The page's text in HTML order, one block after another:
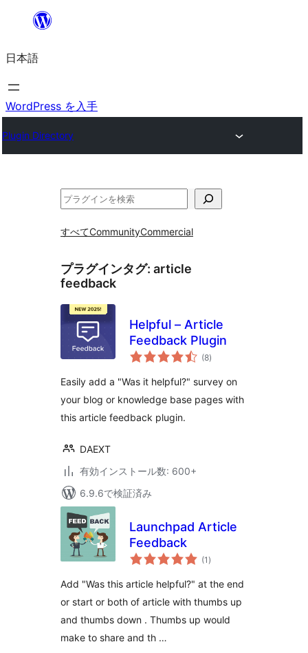
を
ス
キ
プ
日本語
WordPress を入手
Plugin Directory
検
すべてCommunityCommercial
プラグインタグ: article
feedback
Helpful – Article
Feedback Plugin
(8個
の
価
)
Easily add a "Was it helpful?" survey on
your blog or knowledge base pages with
this article feedback plugin.
DAEXT
有効インストール数: 600+
6.9.6で検証済み
Launchpad Article
Feedback
(1 個
の
価
)
Add "Was this article helpful?" at the end
or start or both of article with thumbs up
and thumbs down . Thumbs up would
make to share and th …